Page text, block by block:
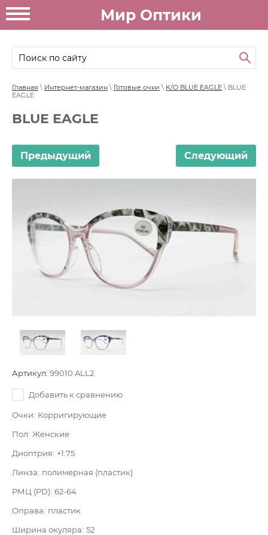
Мир Оптики
Главная \ Интернет-магазин \ Готовые очки \ K/O BLUE EAGLE \ BLUE
EAGLE
BLUE EAGLE
Предыдущий Следующий
Артикул: 99010 ALL2
Добавить к сравнению
Очки: Корригирующие
Пол: Женские
Диоптрия: +1.75
Линза: полимерная (пластик)
РМЦ (PD): 62-64
Оправа: пластик
Ширина окуляра: 52